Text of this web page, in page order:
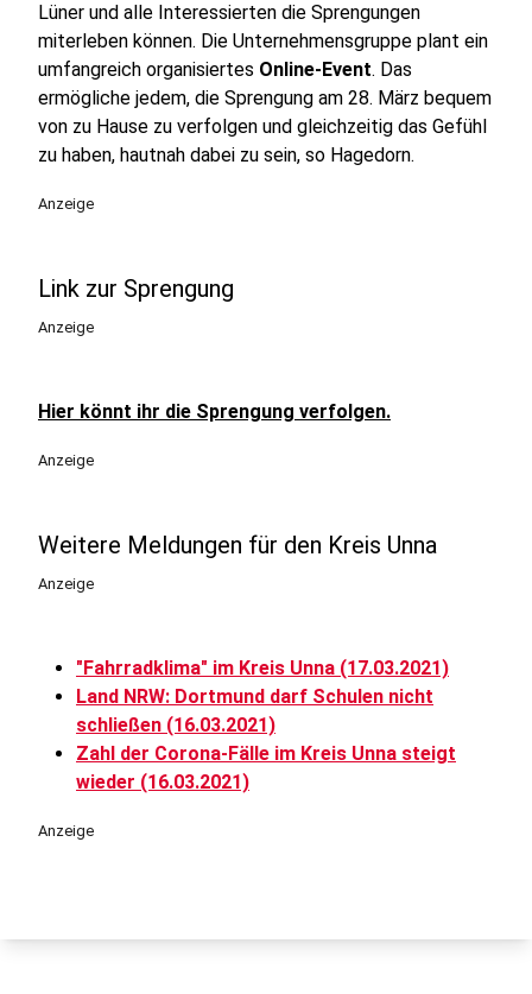
Lüner und alle Interessierten die Sprengungen
miterleben können. Die Unternehmensgruppe plant ein
umfangreich organisiertes Online-Event. Das
ermögliche jedem, die Sprengung am 28. März bequem
von zu Hause zu verfolgen und gleichzeitig das Gefühl
zu haben, hautnah dabei zu sein, so Hagedorn.
Anzeige
Link zur Sprengung
Anzeige
Hier könnt ihr die Sprengung verfolgen.
Anzeige
Weitere Meldungen für den Kreis Unna
Anzeige
"Fahrradklima" im Kreis Unna (17.03.2021)
Land NRW: Dortmund darf Schulen nicht
schließen (16.03.2021)
Zahl der Corona-Fälle im Kreis Unna steigt
wieder (16.03.2021)
Anzeige